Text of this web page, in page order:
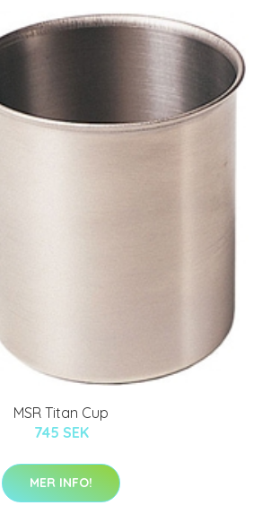
MSR Titan Cup
745 SEK
MER INFO!